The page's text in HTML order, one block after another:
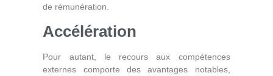
de rémunération.
Accélération
Pour autant, le recours aux compétences
externes comporte des avantages notables,